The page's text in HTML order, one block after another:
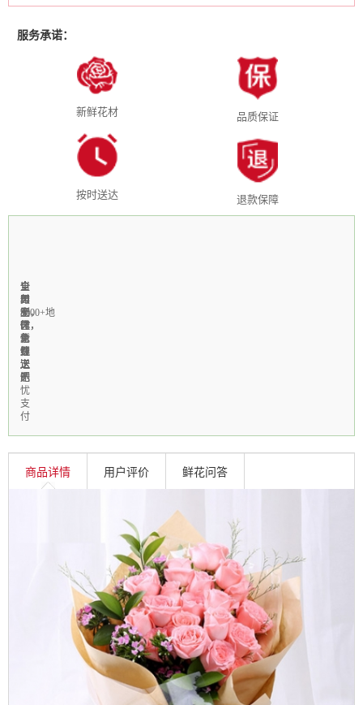
服务承诺：
新鲜花材 品质保证
按时送达 退款保障
全
国
3000+地
区
免
费
送
1-
3
小
时
急
速
送
达
当
天
制
作，
新
鲜
上
门
全
年
无
休，
个
性
定
制
支
付
宝，
微
信
线
上
无
忧
支
付
商品详情 用户评价 鲜花问答